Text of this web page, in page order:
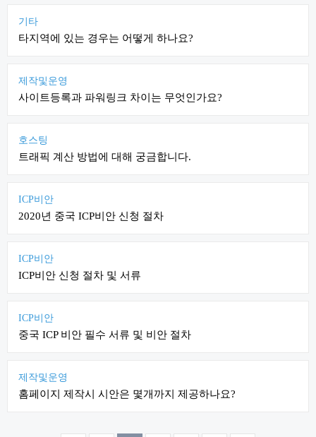
기타
타지역에 있는 경우는 어떻게 하나요?
제작및운영
사이트등록과 파워링크 차이는 무엇인가요?
호스팅
트래픽 계산 방법에 대해 궁금합니다.
ICP비안
2020년 중국 ICP비안 신청 절차
ICP비안
ICP비안 신청 절차 및 서류
ICP비안
중국 ICP 비안 필수 서류 및 비안 절차
제작및운영
홈페이지 제작시 시안은 몇개까지 제공하나요?